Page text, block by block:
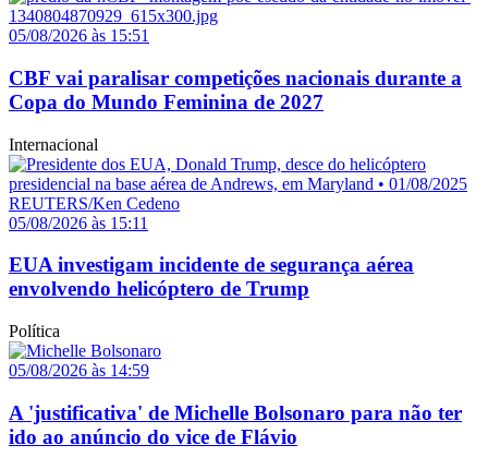
05/08/2026 às 15:51
CBF vai paralisar competições nacionais durante a
Copa do Mundo Feminina de 2027
Internacional
05/08/2026 às 15:11
EUA investigam incidente de segurança aérea
envolvendo helicóptero de Trump
Política
05/08/2026 às 14:59
A 'justificativa' de Michelle Bolsonaro para não ter
ido ao anúncio do vice de Flávio